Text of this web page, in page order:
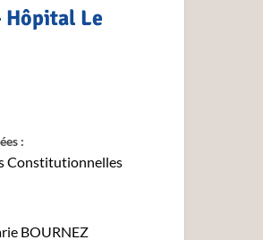
Hôpital Le
:
Constitutionnelles
BOURNEZ